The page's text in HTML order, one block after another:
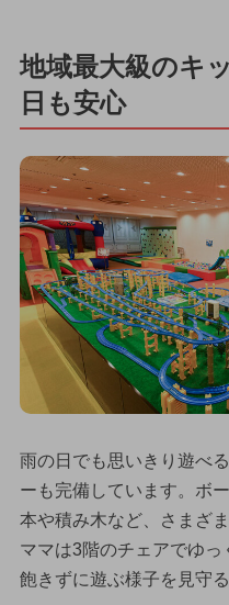
地域最大級のキ
日も安心
雨の日でも思いきり遊べ
ーも完備しています。ボ
本や積み木など、さまざ
ママは3階のチェアでゆ
飽きずに遊ぶ様子を見守